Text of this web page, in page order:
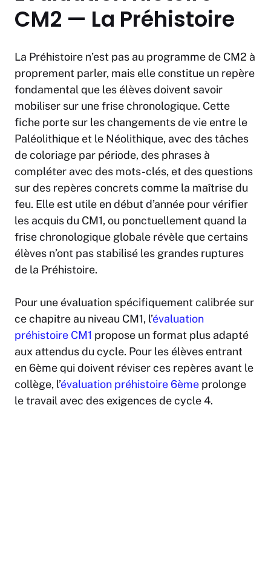
CM2 — La Préhistoire
La Préhistoire n’est pas au programme de CM2 à
proprement parler, mais elle constitue un repère
fondamental que les élèves doivent savoir
mobiliser sur une frise chronologique. Cette
fiche porte sur les changements de vie entre le
Paléolithique et le Néolithique, avec des tâches
de coloriage par période, des phrases à
compléter avec des mots-clés, et des questions
sur des repères concrets comme la maîtrise du
feu. Elle est utile en début d’année pour vérifier
les acquis du CM1, ou ponctuellement quand la
frise chronologique globale révèle que certains
élèves n’ont pas stabilisé les grandes ruptures
de la Préhistoire.
Pour une évaluation spécifiquement calibrée sur
ce chapitre au niveau CM1, l’évaluation
préhistoire CM1 propose un format plus adapté
aux attendus du cycle. Pour les élèves entrant
en 6ème qui doivent réviser ces repères avant le
collège, l’évaluation préhistoire 6ème prolonge
le travail avec des exigences de cycle 4.